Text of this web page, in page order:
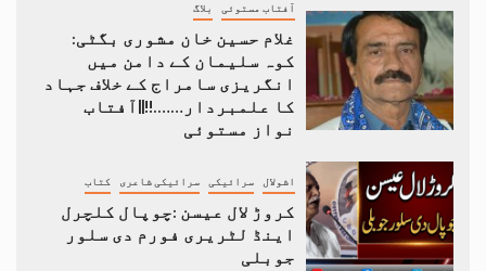
آفتاب مستوئی بلاگ
غلام حسین خان مشوری بگٹی:
کوہ سلیمان کے دامن میں
انگریزی سامراج کے خلاف جہاد
کا علمبردار…….!!||آفتاب
نواز مستوئی
اشولال سرائیکی سرائیکی شاعری کتاب
کروڑ لال عیسن :چوپال کلچرل
اینڈ لٹریری فورم دی سلور
جوبلی